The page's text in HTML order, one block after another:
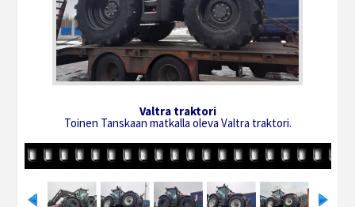
Valtra traktori
Toinen Tanskaan matkalla oleva Valtra traktori.